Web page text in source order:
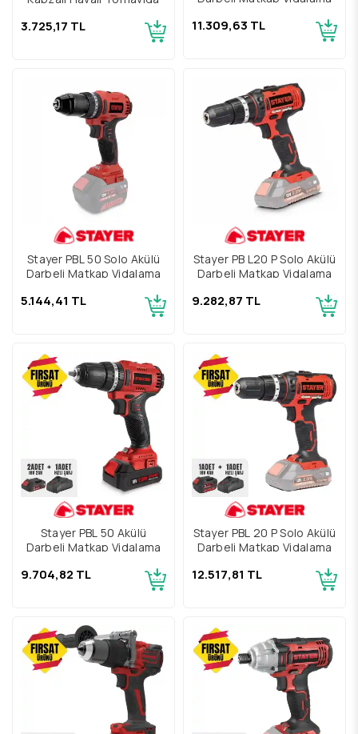
3.725,17 TL 11.309,63 TL
Stayer PBL 50 Solo Akülü
Darbeli Matkap Vidalama
5.144,41 TL
Stayer PB L20 P Solo Akülü
Darbeli Matkap Vidalama
9.282,87 TL
Stayer PBL 50 Akülü
Darbeli Matkap Vidalama
9.704,82 TL
Stayer PBL 20 P Solo Akülü
Darbeli Matkap Vidalama
12.517,81 TL